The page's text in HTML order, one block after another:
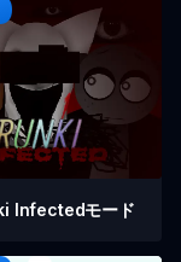
Infectedモード